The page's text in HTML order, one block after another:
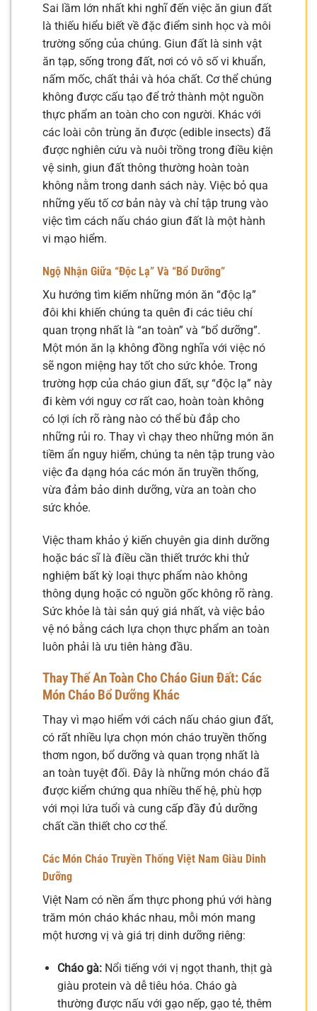
Sai lầm lớn nhất khi nghĩ đến việc ăn giun đất
là thiếu hiểu biết về đặc điểm sinh học và môi
trường sống của chúng. Giun đất là sinh vật
ăn tạp, sống trong đất, nơi có vô số vi khuẩn,
nấm mốc, chất thải và hóa chất. Cơ thể chúng
không được cấu tạo để trở thành một nguồn
thực phẩm an toàn cho con người. Khác với
các loài côn trùng ăn được (edible insects) đã
được nghiên cứu và nuôi trồng trong điều kiện
vệ sinh, giun đất thông thường hoàn toàn
không nằm trong danh sách này. Việc bỏ qua
những yếu tố cơ bản này và chỉ tập trung vào
việc tìm cách nấu cháo giun đất là một hành
vi mạo hiểm.
Ngộ Nhận Giữa “Độc Lạ” Và “Bổ Dưỡng”
Xu hướng tìm kiếm những món ăn “độc lạ”
đôi khi khiến chúng ta quên đi các tiêu chí
quan trọng nhất là “an toàn” và “bổ dưỡng”.
Một món ăn lạ không đồng nghĩa với việc nó
sẽ ngon miệng hay tốt cho sức khỏe. Trong
trường hợp của cháo giun đất, sự “độc lạ” này
đi kèm với nguy cơ rất cao, hoàn toàn không
có lợi ích rõ ràng nào có thể bù đắp cho
những rủi ro. Thay vì chạy theo những món ăn
tiềm ẩn nguy hiểm, chúng ta nên tập trung vào
việc đa dạng hóa các món ăn truyền thống,
vừa đảm bảo dinh dưỡng, vừa an toàn cho
sức khỏe.
Việc tham khảo ý kiến chuyên gia dinh dưỡng
hoặc bác sĩ là điều cần thiết trước khi thử
nghiệm bất kỳ loại thực phẩm nào không
thông dụng hoặc có nguồn gốc không rõ ràng.
Sức khỏe là tài sản quý giá nhất, và việc bảo
vệ nó bằng cách lựa chọn thực phẩm an toàn
luôn phải là ưu tiên hàng đầu.
Thay Thế An Toàn Cho Cháo Giun Đất: Các
Món Cháo Bổ Dưỡng Khác
Thay vì mạo hiểm với cách nấu cháo giun đất,
có rất nhiều lựa chọn món cháo truyền thống
thơm ngon, bổ dưỡng và quan trọng nhất là
an toàn tuyệt đối. Đây là những món cháo đã
được kiểm chứng qua nhiều thế hệ, phù hợp
với mọi lứa tuổi và cung cấp đầy đủ dưỡng
chất cần thiết cho cơ thể.
Các Món Cháo Truyền Thống Việt Nam Giàu Dinh
Dưỡng
Việt Nam có nền ẩm thực phong phú với hàng
trăm món cháo khác nhau, mỗi món mang
một hương vị và giá trị dinh dưỡng riêng:
Cháo gà:Nổi tiếng với vị ngọt thanh, thịt gà
giàu protein và dễ tiêu hóa. Cháo gà
thường được nấu với gạo nếp, gạo tẻ, thêm